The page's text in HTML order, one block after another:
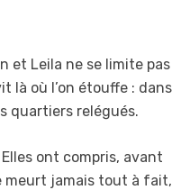
et Leila ne se limite pas
là où l’on étouffe : dans
quartiers relégués.
ont compris, avant
meurt jamais tout à fait,